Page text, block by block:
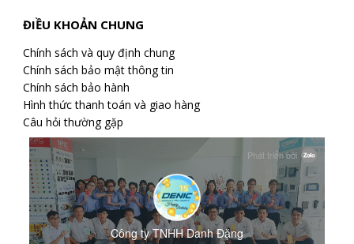
ĐIỀU KHOẢN CHUNG
Chính sách và quy định chung
Chính sách bảo mật thông tin
Chính sách bảo hành
Hình thức thanh toán và giao hàng
Câu hỏi thường gặp